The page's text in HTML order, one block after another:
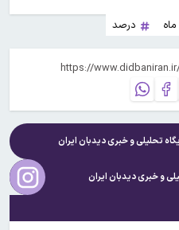
ماه درصد
تحلیلی و خبریدیدبان ایران
و خبریدیدبان ایران